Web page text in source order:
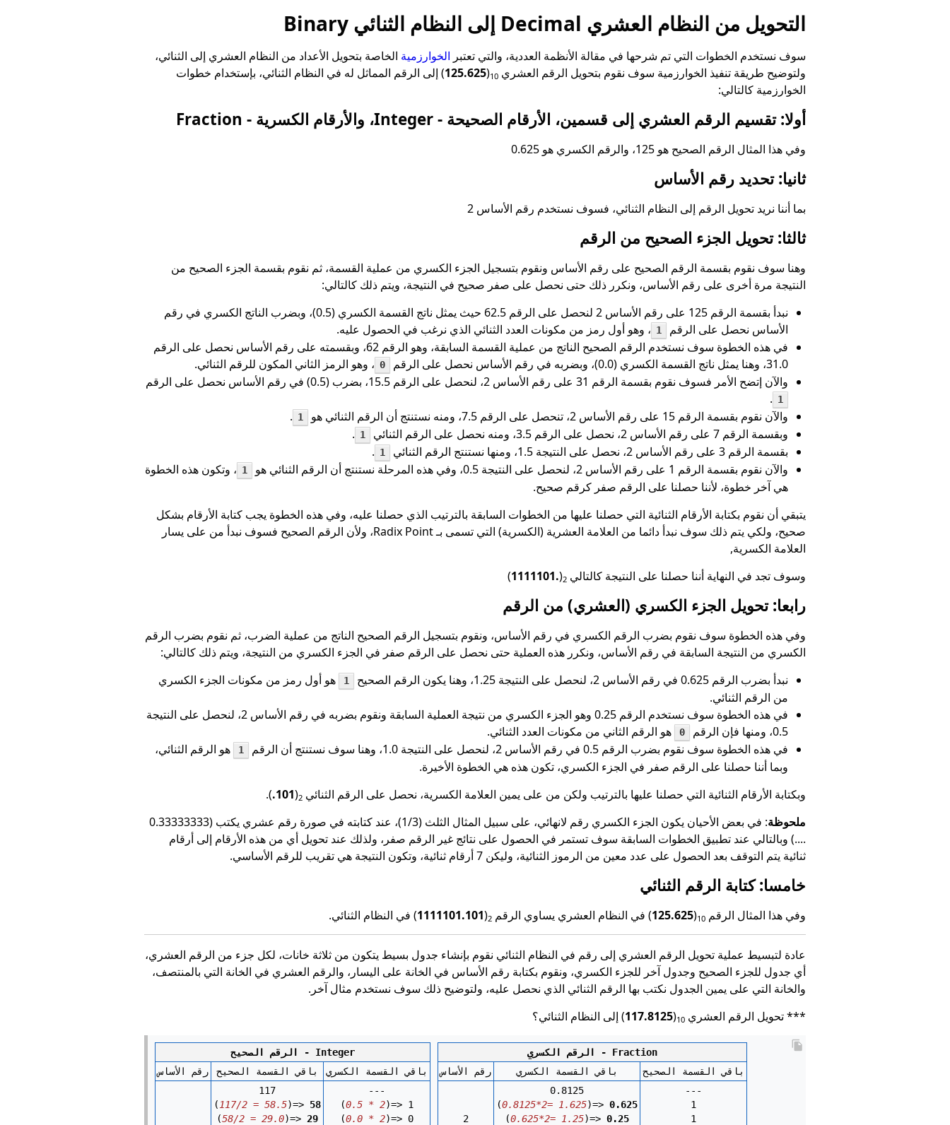
التحويل من النظام العشري Decimal إلى النظام الثنائي Binary
سوف نستخدم الخطوات التي تم شرحها في مقالة الأنظمة العددية، والتي تعتبر الخوارزمية الخاصة بتحويل الأعداد من النظام العشري إلى الثنائي،
ولتوضيح طريقة تنفيذ الخوارزمية سوف نقوم بتحويل الرقم العشري 10
(
125.625) إلى الرقم المماثل له في النظام الثنائي، بإستخدام خطوات
الخوارزمية كالتالي:
أولا: تقسيم الرقم العشري إلى قسمين، الأرقام الصحيحة - Integer، والأرقام الكسرية - Fraction
وفي هذا المثال الرقم الصحيح هو 125، والرقم الكسري هو 0.625
ثانيا: تحديد رقم الأساس
بما أننا نريد تحويل الرقم إلى النظام الثنائي، فسوف نستخدم رقم الأساس 2
ثالثا: تحويل الجزء الصحيح من الرقم
وهنا سوف نقوم بقسمة الرقم الصحيح على رقم الأساس ونقوم بتسجيل الجزء الكسري من عملية القسمة، ثم نقوم بقسمة الجزء الصحيح من
النتيجة مرة أخرى على رقم الأساس، ونكرر ذلك حتى نحصل على صفر صحيح في النتيجة، ويتم ذلك كالتالي:
نبدأ بقسمة الرقم 125 على رقم الأساس 2 لنحصل على الرقم 62.5 حيث يمثل ناتج القسمة الكسري (0.5)، وبضرب الناتج الكسري في رقم
الأساس نحصل على الرقم
1 ، وهو أول رمز من مكونات العدد الثنائي الذي نرغب في الحصول عليه.
في هذه الخطوة سوف نستخدم الرقم الصحيح الناتج من عملية القسمة السابقة، وهو الرقم 62، وبقسمته على رقم الأساس نحصل على الرقم
31.0، وهنا يمثل ناتج القسمة الكسري (0.0)، وبضربه في رقم الأساس نحصل على الرقم
0 ، وهو الرمز الثاني المكون للرقم الثنائي.
والآن إتضح الأمر فسوف نقوم بقسمة الرقم 31 على رقم الأساس 2، لنحصل على الرقم 15.5، بضرب (0.5) في رقم الأساس نحصل على الرقم
1
.
والآن نقوم بقسمة الرقم 15 على رقم الأساس 2، تنحصل على الرقم 7.5، ومنه نستنتج أن الرقم الثنائي هو
1
.
وبقسمة الرقم 7 على رقم الأساس 2، نحصل على الرقم 3.5، ومنه نحصل على الرقم الثنائي
1
.
بقسمة الرقم 3 على رقم الأساس 2، نحصل على النتيجة 1.5، ومنها نستنتج الرقم الثنائي
1
.
والآن نقوم بقسمة الرقم 1 على رقم الأساس 2، لنحصل على النتيجة 0.5، وفي هذه المرحلة نستنتج أن الرقم الثنائي هو
1 ، وتكون هذه الخطوة
هي آخر خطوة، لأننا حصلنا على الرقم صفر كرقم صحيح.
يتبقي أن نقوم بكتابة الأرقام الثنائية التي حصلنا عليها من الخطوات السابقة بالترتيب الذي حصلنا عليه، وفي هذه الخطوة يجب كتابة الأرقام بشكل
صحيح، ولكي يتم ذلك سوف نبدأ دائما من العلامة العشرية (الكسرية) التي تسمى بـ Radix Point، ولأن الرقم الصحيح فسوف نبدأ من على يسار
العلامة الكسرية,
وسوف تجد في النهاية أننا حصلنا على النتيجة كالتالي 2
(
1111101.
)
رابعا: تحويل الجزء الكسري (العشري) من الرقم
وفي هذه الخطوة سوف نقوم بضرب الرقم الكسري في رقم الأساس، ونقوم بتسجيل الرقم الصحيح الناتج من عملية الضرب، ثم نقوم بضرب الرقم
الكسري من النتيجة السابقة في رقم الأساس، ونكرر هذه العملية حتى نحصل على الرقم صفر في الجزء الكسري من النتيجة، ويتم ذلك كالتالي:
نبدأ بضرب الرقم 0.625 في رقم الأساس 2، لنحصل على النتيجة 1.25، وهنا يكون الرقم الصحيح
1
هو أول رمز من مكونات الجزء الكسري
من الرقم الثنائي.
في هذه الخطوة سوف نستخدم الرقم 0.25 وهو الجزء الكسري من نتيجة العملية السابقة ونقوم بضربه في رقم الأساس 2، لنحصل على النتيجة
0.5، ومنها فإن الرقم
0
هو الرقم الثاني من مكونات العدد الثنائي.
في هذه الخطوة سوف نقوم بضرب الرقم 0.5 في رقم الأساس 2، لنحصل على النتيجة 1.0، وهنا سوف نستنتج أن الرقم
1
هو الرقم الثنائي،
وبما أننا حصلنا على الرقم صفر في الجزء الكسري، تكون هذه هي الخطوة الأخيرة.
وبكتابة الأرقام الثنائية التي حصلنا عليها بالترتيب ولكن من على يمين العلامة الكسرية، نحصل على الرقم الثنائي 2
(
.101
).
ملحوظة: في بعض الأحيان يكون الجزء الكسري رقم لانهائي، على سبيل المثال الثلث (1/3)، عند كتابته في صورة رقم عشري يكتب (
0.33333333
....) وبالتالي عند تطبيق الخطوات السابقة سوف تستمر في الحصول على نتائج غير الرقم صفر، ولذلك عند تحويل أي من هذه الأرقام إلى أرقام
ثنائية يتم التوقف بعد الحصول على عدد معين من الرموز الثنائية، وليكن 7 أرقام ثنائية، وتكون النتيجة هي تقريب للرقم الأساسي.
خامسا: كتابة الرقم الثنائي
وفي هذا المثال الرقم 10
(
125.625) في النظام العشري يساوي الرقم 2
(
1111101.101) في النظام الثنائي.
عادة لتبسيط عملية تحويل الرقم العشري إلى رقم في النظام الثنائي نقوم بإنشاء جدول بسيط يتكون من ثلاثة خانات، لكل جزء من الرقم العشري،
أي جدول للجزء الصحيح وجدول آخر للجزء الكسري، ونقوم بكتابة رقم الأساس في الخانة على اليسار، والرقم العشري في الخانة التي بالمنتصف،
والخانة التي على يمين الجدول نكتب بها الرقم الثنائي الذي نحصل عليه، ولتوضيح ذلك سوف نستخدم مثال آخر.
*** تحويل الرقم العشري 10
(
117.8125) إلى النظام الثنائي؟
الرقم الصحيح - Integer
رقم الأساس
باقي القسمة الصحيح
باقي القسمة الكسري
117
( 117/2 = 58.5)=> 58
(58/2 = 29.0)=> 29
---
(0.5 * 2)=> 1
(0.0 * 2)=> 0
الرقم الكسري - Fraction
رقم الأساس
باقي القسمة الكسري باقي القسمة الصحيح
2
0.8125
(0.8125*2= 1.625)=> 0.625
(0.625*2= 1.25)=> 0.25
---
1
1